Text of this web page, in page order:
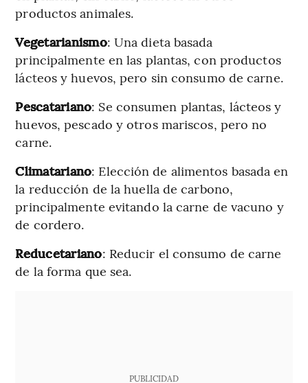
productos animales.
Vegetarianismo: Una dieta basada
principalmente en las plantas, con productos
lácteos y huevos, pero sin consumo de carne.
Pescatariano: Se consumen plantas, lácteos y
huevos, pescado y otros mariscos, pero no
carne.
Climatariano: Elección de alimentos basada en
la reducción de la huella de carbono,
principalmente evitando la carne de vacuno y
de cordero.
Reducetariano: Reducir el consumo de carne
de la forma que sea.
PUBLICIDAD